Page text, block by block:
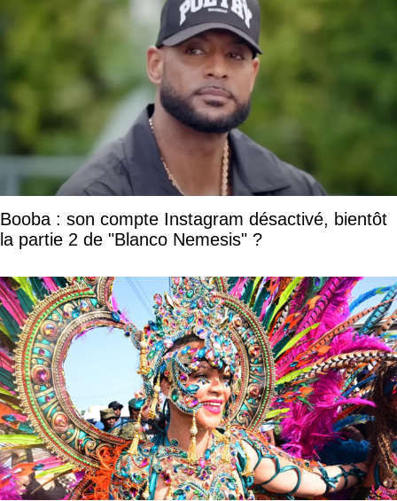
Booba : son compte Instagram désactivé, bientôt
la partie 2 de "Blanco Nemesis" ?